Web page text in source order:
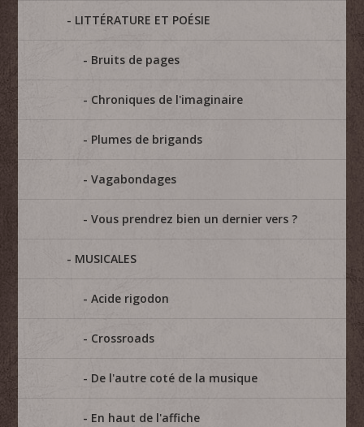
LITTÉRATURE ET POÉSIE
Bruits de pages
Chroniques de l'imaginaire
Plumes de brigands
Vagabondages
Vous prendrez bien un dernier vers ?
MUSICALES
Acide rigodon
Crossroads
De l'autre coté de la musique
En haut de l'affiche